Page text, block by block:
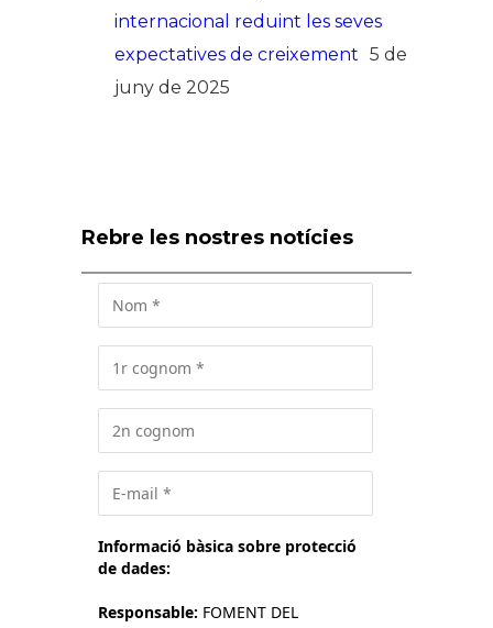
internacional reduint les seves
expectatives de creixement 5 de
juny de 2025
Rebre les nostres notícies
Informació bàsica sobre protecció
de dades:
Responsable: FOMENT DEL